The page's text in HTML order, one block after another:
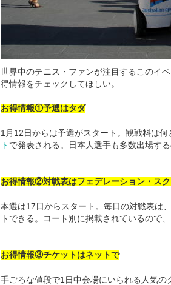
世界中のテニス・ファンが注目するこのイ
得情報をチェックしてほしい。
お得情報①予選はタダ
1月12日からは予選がスタート。観戦料は何
ト で発表される。日本人選手も多数出場す
お得情報②対戦表はフェデレーション・ス
本選は17日からスタート。毎日の対戦表は
トできる。コート別に掲載されているので
お得情報③チケットはネットで
手ごろな値段で1日中会場にいられる人気